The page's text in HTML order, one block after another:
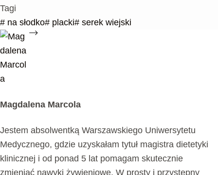
Tagi
# na słodko# placki# serek wiejski
Magdalena Marcola
Jestem absolwentką Warszawskiego Uniwersytetu
Medycznego, gdzie uzyskałam tytuł magistra dietetyki
klinicznej i od ponad 5 lat pomagam skutecznie
zmieniać nawyki żywieniowe. W prosty i przystępny